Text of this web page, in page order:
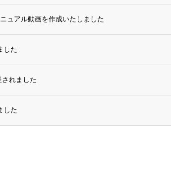
ュアル動画を作成いたしました
した
れました
した